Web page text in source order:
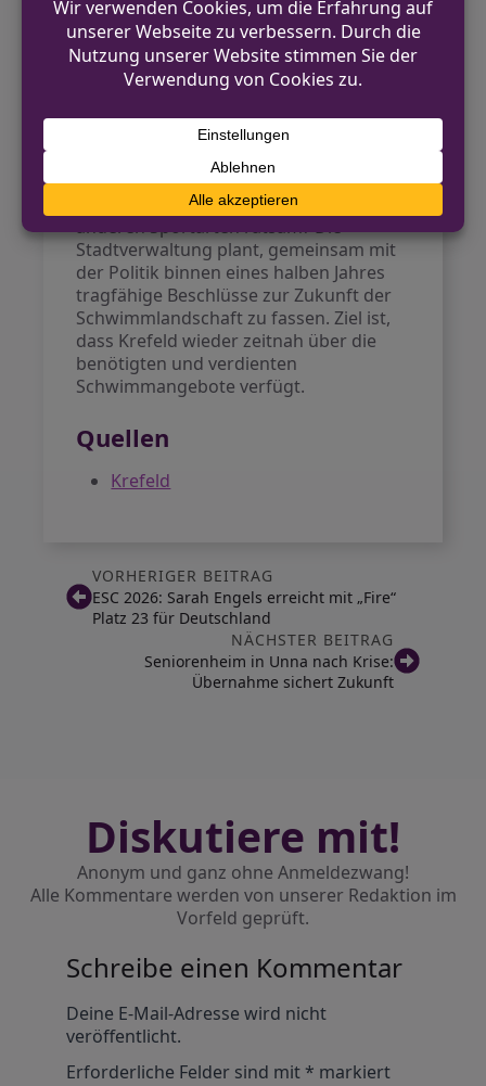
Ausblick
Die Fakten liegen auf dem Tisch, doch
viele Fragen bleiben offen: Wie kann der
Schwimmbedarf für Schulen, Vereine
und die Öffentlichkeit gedeckt werden?
Wo sind die besten Standorte für Bäder?
Ist ein gemischtes Nutzungskonzept mit
anderen Sportarten ratsam? Die
Stadtverwaltung plant, gemeinsam mit
der Politik binnen eines halben Jahres
tragfähige Beschlüsse zur Zukunft der
Schwimmlandschaft zu fassen. Ziel ist,
dass Krefeld wieder zeitnah über die
benötigten und verdienten
Schwimmangebote verfügt.
Quellen
Krefeld
VORHERIGER BEITRAG
ESC 2026: Sarah Engels erreicht mit „Fire“
Platz 23 für Deutschland
NÄCHSTER BEITRAG
Seniorenheim in Unna nach Krise:
Übernahme sichert Zukunft
Diskutiere mit!
Anonym und ganz ohne Anmeldezwang!
Alle Kommentare werden von unserer Redaktion im
Vorfeld geprüft.
Schreibe einen Kommentar
Deine E-Mail-Adresse wird nicht
veröffentlicht.
Erforderliche Felder sind mit* markiert